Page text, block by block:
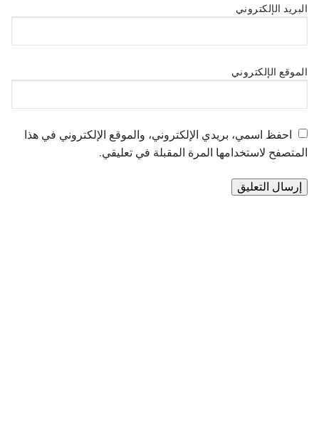
البريد الإلكتروني
الموقع الإلكتروني
احفظ اسمي، بريدي الإلكتروني، والموقع الإلكتروني في هذا
المتصفح لاستخدامها المرة المقبلة في تعليقي.